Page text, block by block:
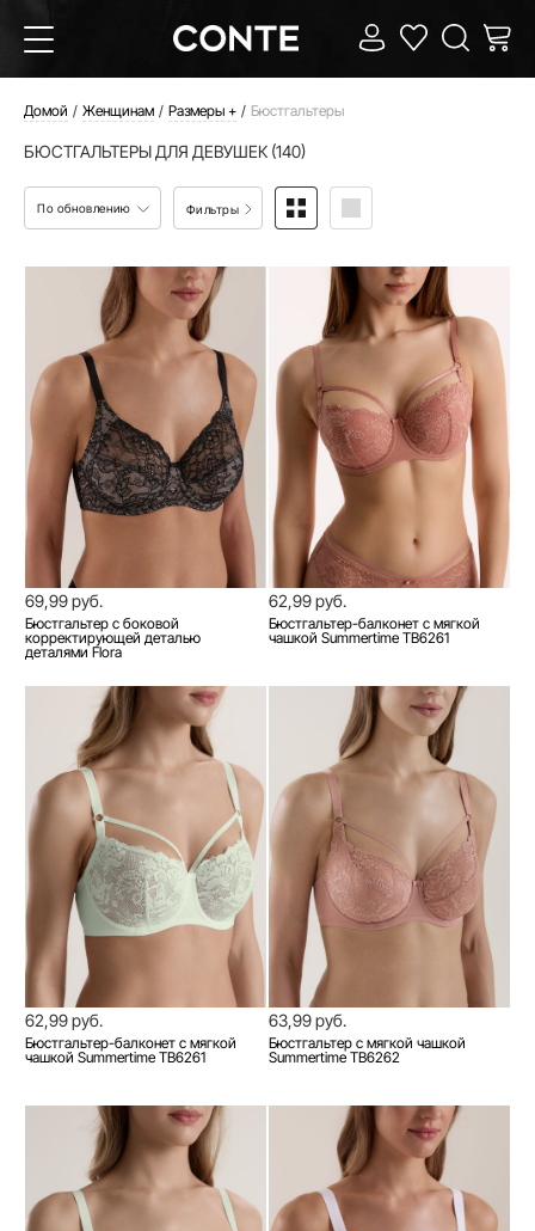
Домой Женщинам Размеры + Бюстгальтеры
БЮСТГАЛЬТЕРЫ ДЛЯ ДЕВУШЕК (140)
По обновлению Фильтры
69,99 руб.
Бюстгальтер с боковой
корректирующей деталью
деталями Flora
62,99 руб.
Бюстгальтер-балконет с мягкой
чашкой Summertime TB6261
62,99 руб.
Бюстгальтер-балконет с мягкой
чашкой Summertime TB6261
63,99 руб.
Бюстгальтер с мягкой чашкой
Summertime TB6262